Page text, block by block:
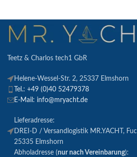
Teetz & Charlos tech1 GbR
Helene-Wessel-Str. 2, 25337 Elmshorn
Tel.: +49 (0)40 52479378
E-Mail: info@mryacht.de
Lieferadresse:
DREI-D / Versandlogistik MR.YACHT,
25335 Elmshorn
Abholadresse (nur nach Vereinbarung):